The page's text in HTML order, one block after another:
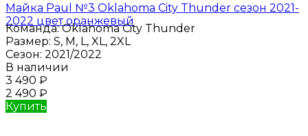
Майка Paul №3 Oklahoma City Thunder сезон 2021-
2022 цвет оранжевый
Команда:Oklahoma City Thunder
Размер: S, M, L, XL, 2XL
Сезон: 2021/2022
В наличии
3 490 ₽
2 490 ₽
Купить